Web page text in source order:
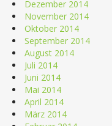
Dezember 2014
November 2014
Oktober 2014
September 2014
August 2014
Juli 2014
Juni 2014
Mai 2014
April 2014
März 2014